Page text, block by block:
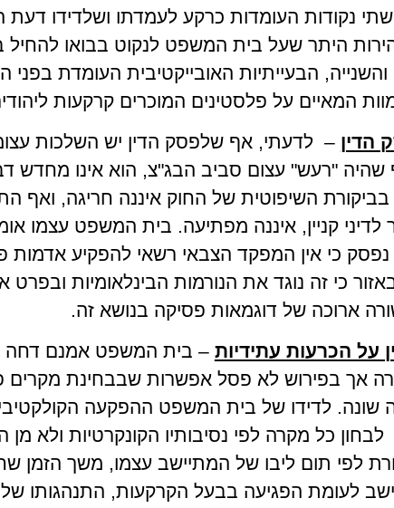
נקודות העומדות כרקע לעמדתו ושלדידו דעת
היתר שעל בית המשפט לנקוט בבואו להחיל
והשנייה, הבעייתיות האובייקטיבית העומדת בפני
המאיים על פלסטינים המוכרים קרקעות
הדין – לדעתי, אף שלפסק הדין יש השלכות
"רעש" עצום סביב הבג"צ, הוא אינו מחדש דבר
השיפוטית של החוק איננה חריגה, ואף
קניין, איננה מפתיעה. בית המשפט עצמו
כי אין המפקד הצבאי רשאי להפקיע אדמות
ארוכה של דוגמאות פסיקה בנושא זה.
על הכרעות עתידיות – בית המשפט אמנם
אך בפירוש לא פסל אפשרות שבבחינת מקרים
שונה. לדידו של בית המשפט ההפקעה
לבחון כל מקרה לפי נסיבותיו הקונקרטיות ולא
לפי תום ליבו של המתיישב עצמו, משך הזמן
לעומת הפגיעה בבעל הקרקעות, התנהגותו